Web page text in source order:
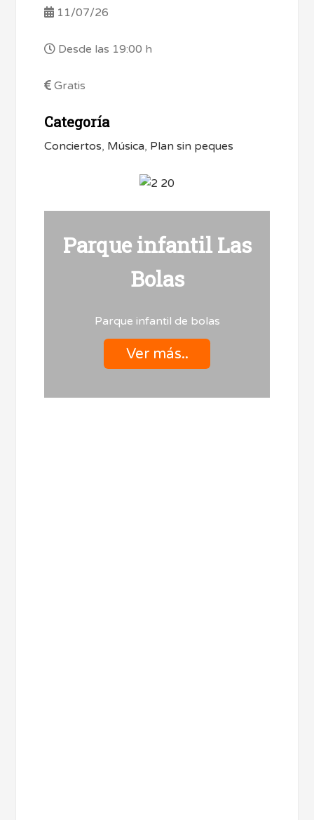
11/07/26
Desde las 19:00 h
Gratis
Categoría
Conciertos, Música, Plan sin peques
Parque infantil Las
Bolas
Parque infantil de bolas
Ver más..